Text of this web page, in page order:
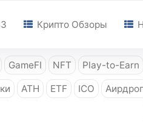
Крипто Обзоры
GameFI NFT Play-to-Earn
ATH ETF ICO